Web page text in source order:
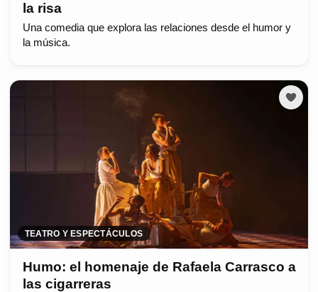
la risa
Una comedia que explora las relaciones desde el humor y
la música.
TEATRO Y ESPECTÁCULOS
Humo: el homenaje de Rafaela Carrasco a
las cigarreras